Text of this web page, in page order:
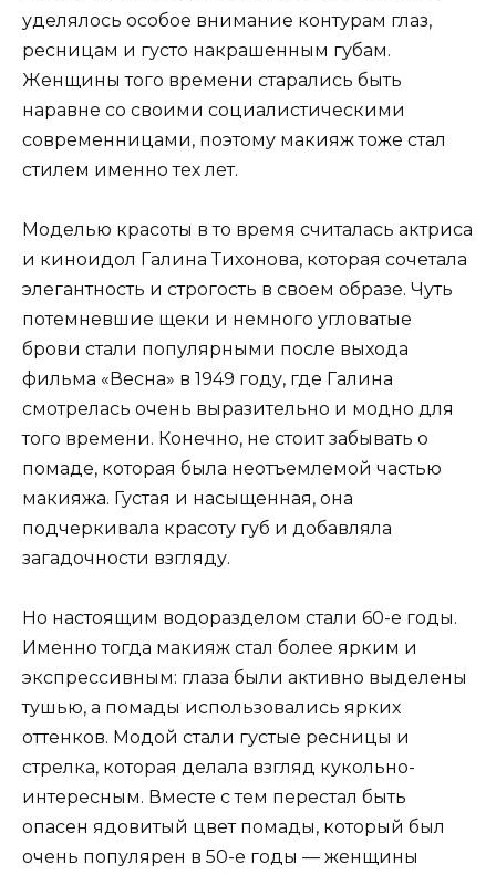
уделялось особое внимание контурам глаз,
ресницам и густо накрашенным губам.
Женщины того времени старались быть
наравне со своими социалистическими
современницами, поэтому макияж тоже стал
стилем именно тех лет.
Моделью красоты в то время считалась актриса
и киноидол Галина Тихонова, которая сочетала
элегантность и строгость в своем образе. Чуть
потемневшие щеки и немного угловатые
брови стали популярными после выхода
фильма «Весна» в 1949 году, где Галина
смотрелась очень выразительно и модно для
того времени. Конечно, не стоит забывать о
помаде, которая была неотъемлемой частью
макияжа. Густая и насыщенная, она
подчеркивала красоту губ и добавляла
загадочности взгляду.
Но настоящим водоразделом стали 60-е годы.
Именно тогда макияж стал более ярким и
экспрессивным: глаза были активно выделены
тушью, а помады использовались ярких
оттенков. Модой стали густые ресницы и
стрелка, которая делала взгляд кукольно-
интересным. Вместе с тем перестал быть
опасен ядовитый цвет помады, который был
очень популярен в 50-е годы — женщины